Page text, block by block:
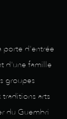
porte d'entrée
d'une famille
groupes
arts
du Guembri